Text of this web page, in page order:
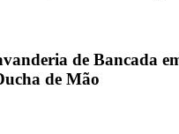
de Bancada
de Mão